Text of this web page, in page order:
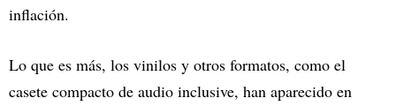
inflación.
Lo que es más, los vinilos y otros formatos, como el
casete compacto de audio inclusive, han aparecido en